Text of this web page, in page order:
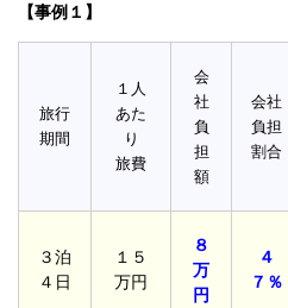
【事例１】
旅行
期間
１人
あた
り
旅費
会
社
負
担
額
会社
負担
割合
３泊
４日
１５
万円
８
万
円
４
７％